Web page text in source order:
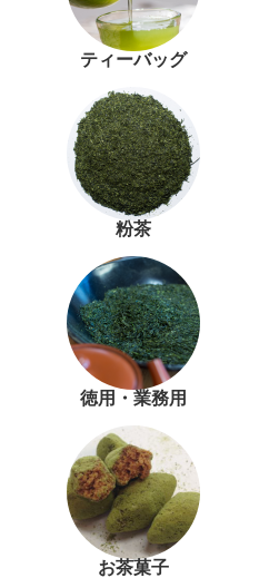
ティーバッグ
粉茶
徳用・業務用
お茶菓子